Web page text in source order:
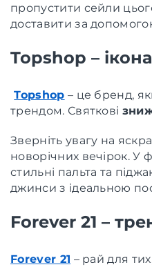
пропустити сейли
доставити за
Topshop –
Topshop – це бренд,
трендом. Святкові
Зверніть увагу на
новорічних вечірок. У
стильні пальта та
джинси з ідеальною
Forever 21 –
Forever 21 – рай для